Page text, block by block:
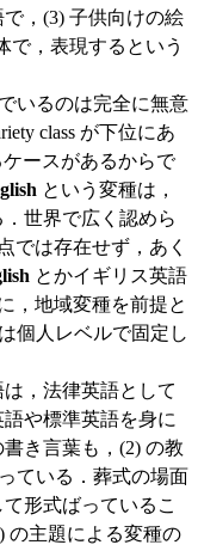
，(3) 子供向けの絵
で，表現するという
いるのは完全に無意
class が下位にあ
ケースがあるからで
という変種は，
世界で広く認めら
では存在せず，あく
とかイギリス英語
，地域変種を前提と
個人レベルで固定し
，法律英語として
や標準英語を身に
き言葉も，(2) の教
ている．葬式の場面
形式ばっているこ
の主題による変種の